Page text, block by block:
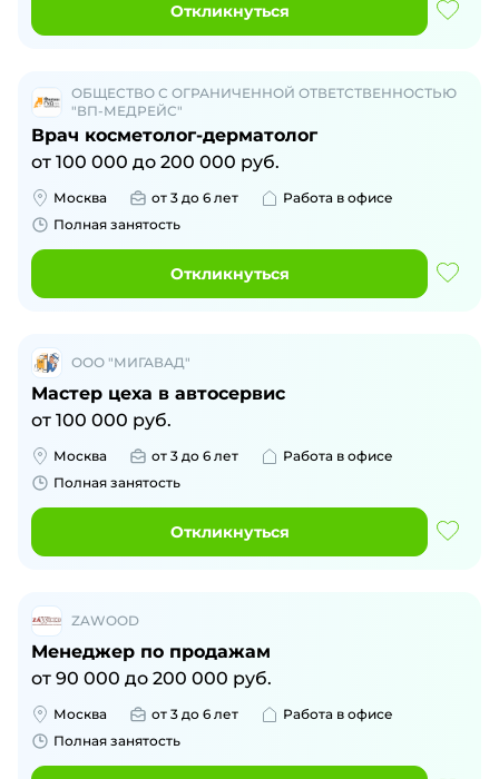
Откликнуться
ОБЩЕСТВО С ОГРАНИЧЕННОЙ ОТВЕТСТВЕННОСТЬЮ
"ВП-МЕДРЕЙС"
Врач косметолог-дерматолог
от 100 000 до 200 000 руб.
Москва от 3 до 6 лет
Работа в офисе
Полная занятость
Откликнуться
ООО "МИГАВАД"
Мастер цеха в автосервис
от 100 000 руб.
Москва от 3 до 6 лет
Работа в офисе
Полная занятость
Откликнуться
ZAWOOD
Менеджер по продажам
от 90 000 до 200 000 руб.
Москва от 3 до 6 лет
Работа в офисе
Полная занятость